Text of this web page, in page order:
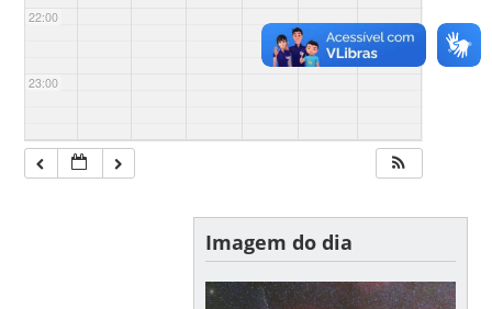
22:00
23:00
Imagem do dia